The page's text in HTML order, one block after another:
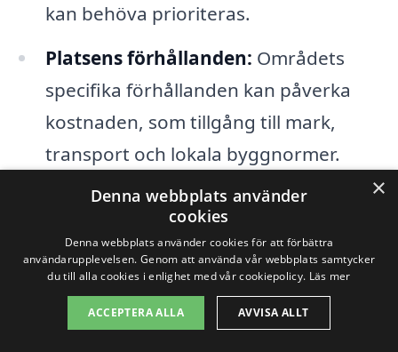
kan behöva prioriteras.
Platsens förhållanden: Områdets
specifika förhållanden kan påverka
kostnaden, som tillgång till mark,
transport och lokala byggnormer.
För att få ett rättvist pris på
totalentreprenad i Surte, rekommenderas
det att man jämför offerter från flera olika
entreprenörer. Genom vår plattform kan
du enkelt få in flera offerter, vilket gör det
×
Denna webbplats använder
cookies
Denna webbplats använder cookies för att förbättra
användarupplevelsen. Genom att använda vår webbplats samtycker
du till alla cookies i enlighet med vår cookiepolicy. Läs mer
ACCEPTERA ALLA AVVISA ALLT